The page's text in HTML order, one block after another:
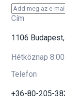
Cím
1106
Hétköznap
Telefon
+36-80-205-